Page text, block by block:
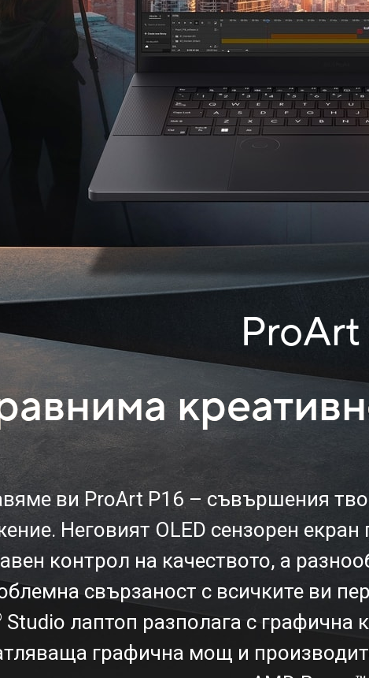
ProArt
ви ProArt P16 – съвършения
Неговият OLED сензорен
контрол на качеството, а
свързаност с всичките ви
Studio лаптоп разполага с графична
графична мощ и